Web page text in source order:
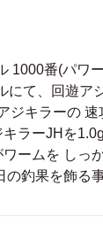
1000番(パワ
にて、回遊
キラーの 速
ラーJHを
ームを しっ
釣果を飾る